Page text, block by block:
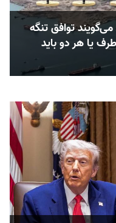
توافق تنگه
یا هر دو باید